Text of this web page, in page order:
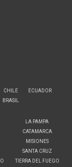
CHILE
BRASIL
ECUADOR
LA PAMPA
CATAMARCA
MISIONES
SANTA CRUZ
TIERRA DEL FUEGO